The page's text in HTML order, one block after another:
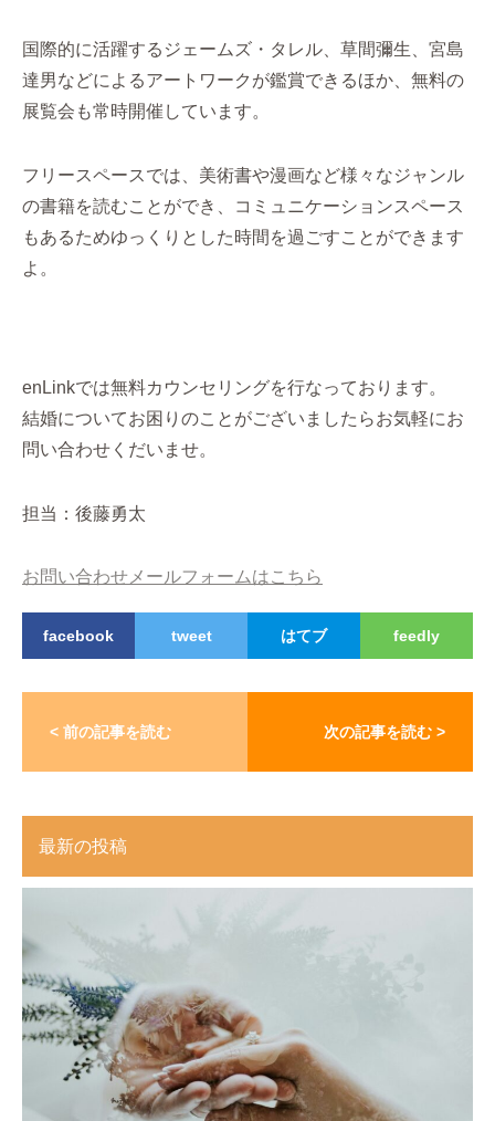
国際的に活躍するジェームズ・タレル、草間彌生、宮島
達男などによるアートワークが鑑賞できるほか、無料の
展覧会も常時開催しています。
フリースペースでは、美術書や漫画など様々なジャンル
の書籍を読むことができ、コミュニケーションスペース
もあるためゆっくりとした時間を過ごすことができます
よ。
enLinkでは無料カウンセリングを行なっております。
結婚についてお困りのことがございましたらお気軽にお
問い合わせくだいませ。
担当：後藤勇太
お問い合わせメールフォームはこちら
facebook tweet はてブ feedly
< 前の記事を読む 次の記事を読む >
最新の投稿